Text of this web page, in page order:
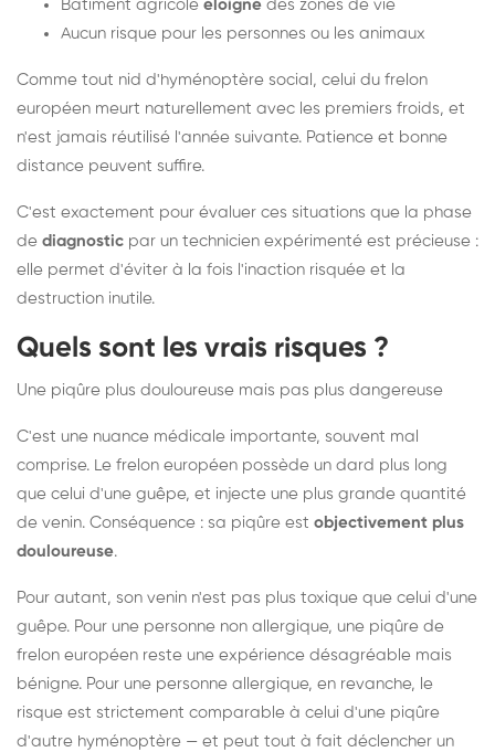
Bâtiment agricole éloigné des zones de vie
Aucun risque pour les personnes ou les animaux
Comme tout nid d'hyménoptère social, celui du frelon
européen meurt naturellement avec les premiers froids, et
n'est jamais réutilisé l'année suivante. Patience et bonne
distance peuvent suffire.
C'est exactement pour évaluer ces situations que la phase
de diagnostic par un technicien expérimenté est précieuse :
elle permet d'éviter à la fois l'inaction risquée et la
destruction inutile.
Quels sont les vrais risques ?
Une piqûre plus douloureuse mais pas plus dangereuse
C'est une nuance médicale importante, souvent mal
comprise. Le frelon européen possède un dard plus long
que celui d'une guêpe, et injecte une plus grande quantité
de venin. Conséquence : sa piqûre est objectivement plus
douloureuse.
Pour autant, son venin n'est pas plus toxique que celui d'une
guêpe. Pour une personne non allergique, une piqûre de
frelon européen reste une expérience désagréable mais
bénigne. Pour une personne allergique, en revanche, le
risque est strictement comparable à celui d'une piqûre
d'autre hyménoptère — et peut tout à fait déclencher un